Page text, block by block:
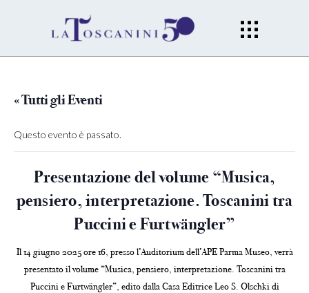
« Tutti gli Eventi
Questo evento è passato.
Presentazione del volume “Musica,
pensiero, interpretazione. Toscanini tra
Puccini e Furtwängler”
Il 14 giugno 2025 ore 16, presso l’Auditorium dell’APE Parma Museo, verrà
presentato il volume “Musica, pensiero, interpretazione. Toscanini tra
Puccini e Furtwängler”, edito dalla Casa Editrice Leo S. Olschki di